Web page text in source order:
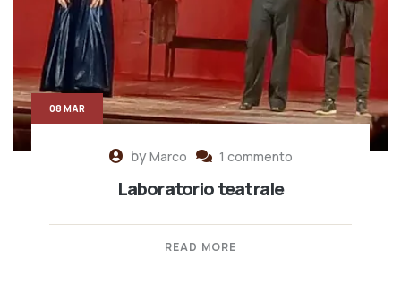
byMarco 1 commento
Laboratorio teatrale
READ MORE
08 MAR